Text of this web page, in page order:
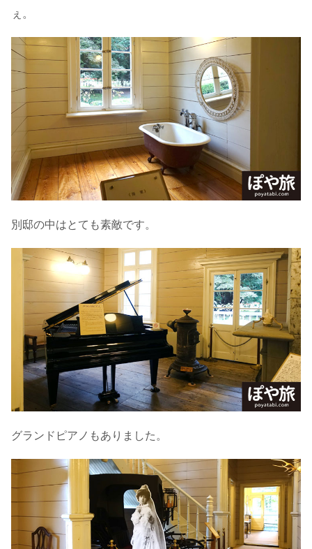
ぇ。
別邸の中はとても素敵です。
グランドピアノもありました。